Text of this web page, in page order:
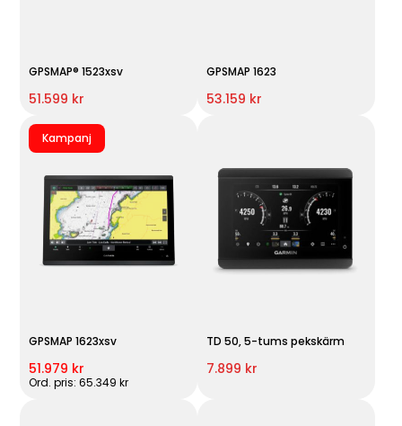
GPSMAP® 1523xsv
51.599 kr
GPSMAP 1623
53.159 kr
Kampanj
GPSMAP 1623xsv
51.979 kr
Ord. pris: 65.349 kr
TD 50, 5-tums pekskärm
7.899 kr